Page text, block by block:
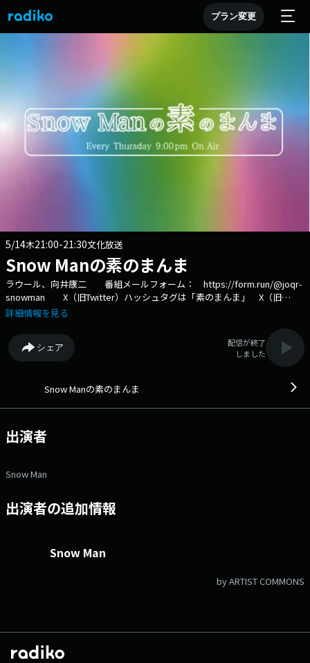
プラン変更
5/14木21:00-21:30文化放送
Snow Manの素のまんま
ラウール、向井康二 番組メールフォーム： https://form.run/@joqr-
snowman X（旧Twitter）ハッシュタグは「素のまんま」 X（旧
Twitter）ページは「https://twitter.com/snowman_ssw」 Snow
グループの活動秘話やプライベートの裏話など、ここでしか聞けない
Snow Manの「素の」トークをどうぞお楽しみに！ 【コーナー紹
介】 メールの件名にコーナー名をお書き添えの上、お送りください。
質問、みなさんの周りで起きたこと、お悩み相談など何でもOKで
■素の会議 討論してほしいテーマを募集！そのテーマについて、メンバ
ーで話していくコーナーです！ ■Snow Manのここって、いいな
式X（旧Twitter）アカウントは「@joqrpr」 文化放送公式X（旧
は 「https://www.facebook.com/1134joqr」 文化放送公式LINEは
詳細情報を見る
シェア
配信が終了
しました
Snow Manの素のまんま
出演者
Snow Man
出演者の追加情報
Snow Man
by ARTIST COMMONS